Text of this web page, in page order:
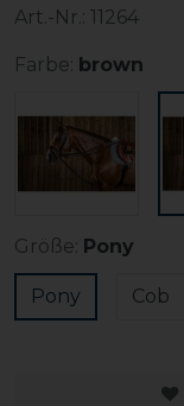
Art.-Nr.: 11264
Farbe: brown
Größe: Pony
Pony Cob